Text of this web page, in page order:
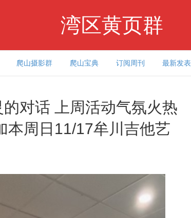
湾区黄页群
爬山摄影群 爬山宝典 订阅周刊 最新发表
对话 上周活动气氛火热
本周日11/17牟川吉他艺